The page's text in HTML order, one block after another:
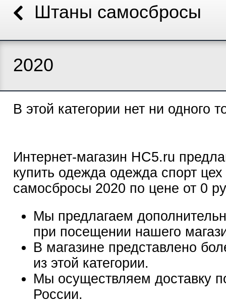
Штаны самосбросы
2020
В этой категории нет ни одного
Интернет-магазин HC5.ru
купить одежда одежда спорт
самосбросы 2020 по цене от 0
Мы предлагаем
при посещении нашего
В магазине представлено
из этой категории.
Мы осуществляем доставку
России.